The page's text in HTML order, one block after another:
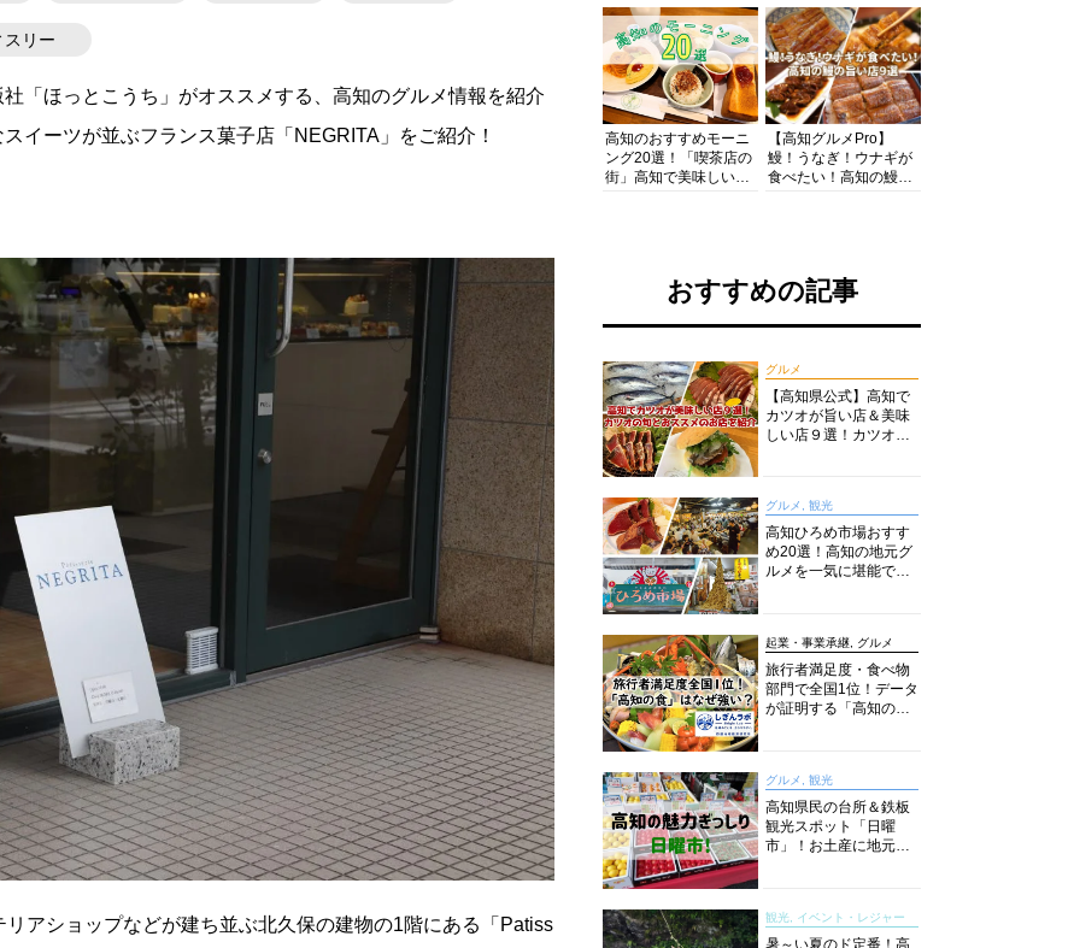
スリー
「ほっとこうち」がオススメする、高知のグルメ情報を紹介
イーツが並ぶフランス菓子店「NEGRITA」をご紹介！
アショップなどが建ち並ぶ北久保の建物の1階にある「Patiss
知グルメPro】
を網羅したおすすめガ
イド
高知のおすすめモーニ
ング20選！「喫茶店の
街」高知で美味しい喫
【高知グルメPro】
鰻！うなぎ！ウナギが
食べたい！高知の鰻の
おすすめの記事
グルメ
【高知県公式】高知で
カツオが旨い店＆美味
しい店９選！カツオの
グルメ, 観光
高知ひろめ市場おすす
め20選！高知の地元グ
ルメを一気に堪能でき
起業・事業承継, グルメ
旅行者満足度・食べ物
部門で全国1位！データ
が証明する「高知の
グルメ, 観光
高知県民の台所＆鉄板
観光スポット「日曜
市」！お土産に地元野
説！
観光, イベント・レジャー
暑～い夏のド定番！高